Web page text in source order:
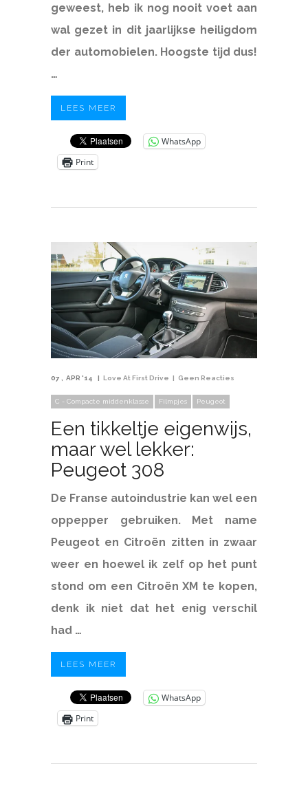
geweest, heb ik nog nooit voet aan
wal gezet in dit jaarlijkse heiligdom
der automobielen. Hoogste tijd dus!
…
LEES MEER
WhatsApp
Print
07 APR '14 Love At First Drive Geen Reacties
C - Compacte middenklasse Filmpjes Peugeot
Een tikkeltje eigenwijs,
maar wel lekker:
Peugeot 308
De Franse autoindustrie kan wel een
oppepper gebruiken. Met name
Peugeot en Citroën zitten in zwaar
weer en hoewel ik zelf op het punt
stond om een Citroën XM te kopen,
denk ik niet dat het enig verschil
had …
LEES MEER
WhatsApp
Print